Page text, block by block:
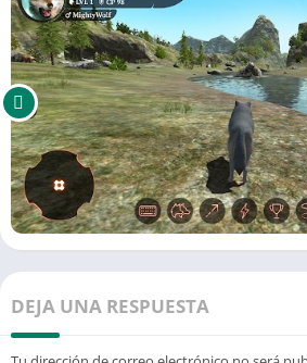
DEJA UNA RESPUESTA